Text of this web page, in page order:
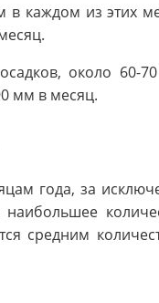
в каждом из этих
около 60-
мм в месяц.
года, за
средним